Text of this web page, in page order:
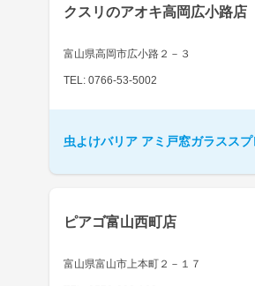
クスリのアオキ高岡広小路店
富山県高岡市広小路２－３
TEL: 0766-53-5002
虫よけバリア アミ戸窓ガラスス
ピアゴ富山西町店
富山県富山市上本町２－１７